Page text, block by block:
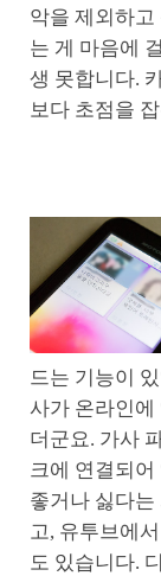
악을 제외하고
는 게 마음에
생 못합니다.
보다 초점을
드는 기능이
사가 온라인에
더군요. 가사
크에 연결되어
좋거나 싫다는
고, 유투브에
도 있습니다.